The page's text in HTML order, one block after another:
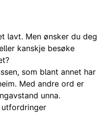
lavt. Men ønsker du deg
kanskje besøke
som blant annet har
Med andre ord er
unna.